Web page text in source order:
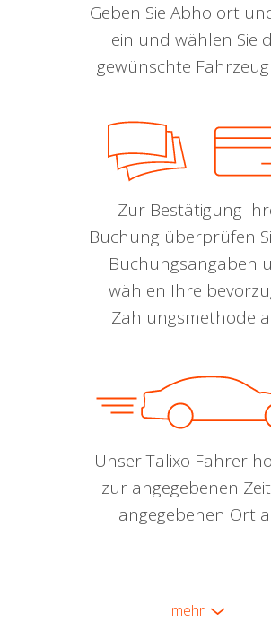
Geben Sie Abholort
ein und wählen Sie
gewünschte
Zur Bestätigung
Buchung überprüfen
Buchungsangaben
wählen Ihre
Zahlungsmethode
Unser Talixo Fahrer
zur angegebenen
angegebenen Ort
mehr